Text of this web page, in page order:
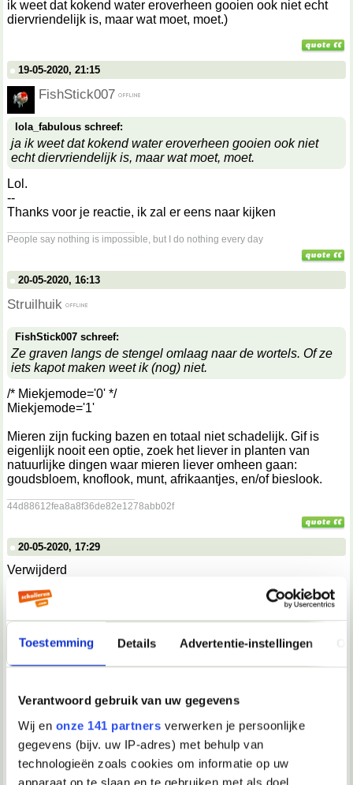
Toestemming Details Advertentie-instellingen
Verantwoord gebruik van uw gegevens
Wij en onze 141 partners verwerken je persoonlijke
gegevens (bijv. uw IP-adres) met behulp van
technologieën zoals cookies om informatie op uw
apparaat op te slaan en te gebruiken met als doel
ik weet dat kokend water eroverheen gooien ook niet echt
diervriendelijk is, maar wat moet, moet.)
19-05-2020, 21:15
FishStick007
lola_fabulous schreef:
ja ik weet dat kokend water eroverheen gooien ook niet
echt diervriendelijk is, maar wat moet, moet.
Lol.
--
Thanks voor je reactie, ik zal er eens naar kijken
People say nothing is impossible, but I do nothing every day
20-05-2020, 16:13
Struilhuik
FishStick007 schreef:
Ze graven langs de stengel omlaag naar de wortels. Of ze
iets kapot maken weet ik (nog) niet.
/* Miekjemode='0' */
Miekjemode='1'
Mieren zijn fucking bazen en totaal niet schadelijk. Gif is
eigenlijk nooit een optie, zoek het liever in planten van
natuurlijke dingen waar mieren liever omheen gaan:
goudsbloem, knoflook, munt, afrikaantjes, en/of bieslook.
44d88612fea8a8f36de82e1278abb02f
20-05-2020, 17:29
Verwijderd
Cultiveren mieren geen bladluis?
20-05-2020, 20:04
Check even of je plantjes toevallig geen bladluizen hebben.
bladluizen om honingdauw (een plakkerige vloeistof die
bladluizen normaliter op de plant achterlaten) af te geven,
want mieren zijn daar dol op. Als dat zo is, zijn je mieren dus
een secundair probleem. Luizen zijn op veel manieren